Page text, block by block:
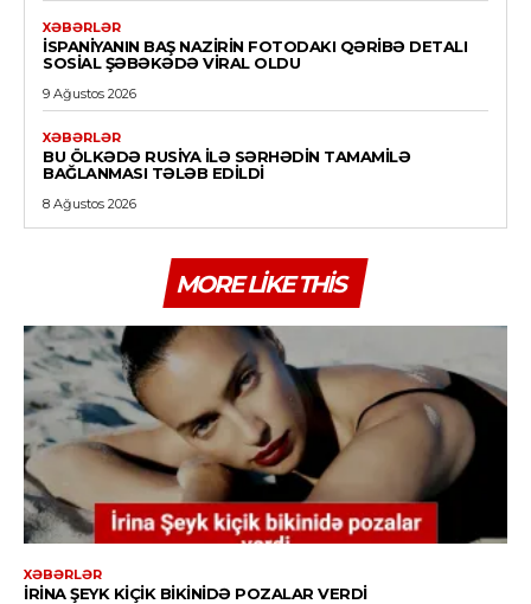
XƏBƏRLƏR
İSPANIYANIN BAŞ NAZIRIN FOTODAKI QƏRIBƏ DETALI
SOSIAL ŞƏBƏKƏDƏ VIRAL OLDU
9 Ağustos 2026
XƏBƏRLƏR
BU ÖLKƏDƏ RUSIYA ILƏ SƏRHƏDIN TAMAMILƏ
BAĞLANMASI TƏLƏB EDILDI
8 Ağustos 2026
MORE LIKE THIS
XƏBƏRLƏR
İRINA ŞEYK KIÇIK BIKINIDƏ POZALAR VERDI